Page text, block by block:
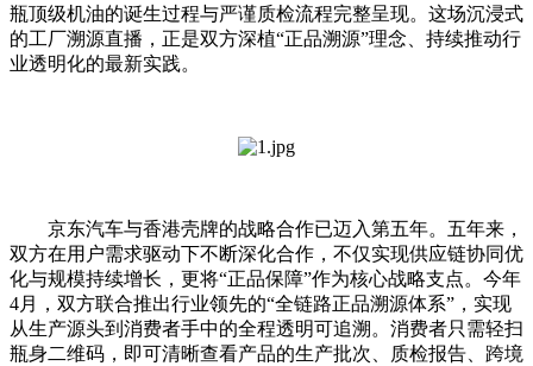
瓶顶级机油的诞生过程与严谨质检流程完整呈现。这场沉浸式
的工厂溯源直播，正是双方深植“正品溯源”理念、持续推动行
业透明化的最新实践。
京东汽车与香港壳牌的战略合作已迈入第五年。五年来，
双方在用户需求驱动下不断深化合作，不仅实现供应链协同优
化与规模持续增长，更将“正品保障”作为核心战略支点。今年
4月，双方联合推出行业领先的“全链路正品溯源体系”，实现
从生产源头到消费者手中的全程透明可追溯。消费者只需轻扫
瓶身二维码，即可清晰查看产品的生产批次、质检报告、跨境